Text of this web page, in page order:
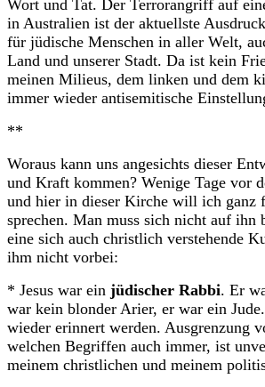
Wort und Tat. Der Terrorangriff auf
in Australien ist der aktuellste
für jüdische Menschen in aller Welt,
Land und unserer Stadt. Da ist kein
meinen Milieus, dem linken und dem
immer wieder antisemitische
**
Woraus kann uns angesichts dieser
und Kraft kommen? Wenige Tage vor
und hier in dieser Kirche will ich ganz
sprechen. Man muss sich nicht auf ihn
eine sich auch christlich verstehende
ihm nicht vorbei:
* Jesus war ein jüdischer Rabbi. Er
war kein blonder Arier, er war ein
wieder erinnert werden. Ausgrenzung
welchen Begriffen auch immer, ist
meinem christlichen und meinem